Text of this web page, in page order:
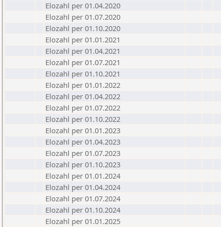
Elozahl per 01.04.2020
Elozahl per 01.07.2020
Elozahl per 01.10.2020
Elozahl per 01.01.2021
Elozahl per 01.04.2021
Elozahl per 01.07.2021
Elozahl per 01.10.2021
Elozahl per 01.01.2022
Elozahl per 01.04.2022
Elozahl per 01.07.2022
Elozahl per 01.10.2022
Elozahl per 01.01.2023
Elozahl per 01.04.2023
Elozahl per 01.07.2023
Elozahl per 01.10.2023
Elozahl per 01.01.2024
Elozahl per 01.04.2024
Elozahl per 01.07.2024
Elozahl per 01.10.2024
Elozahl per 01.01.2025